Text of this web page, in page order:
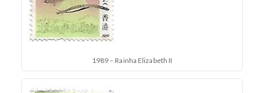
1989 – Rainha Elizabeth II